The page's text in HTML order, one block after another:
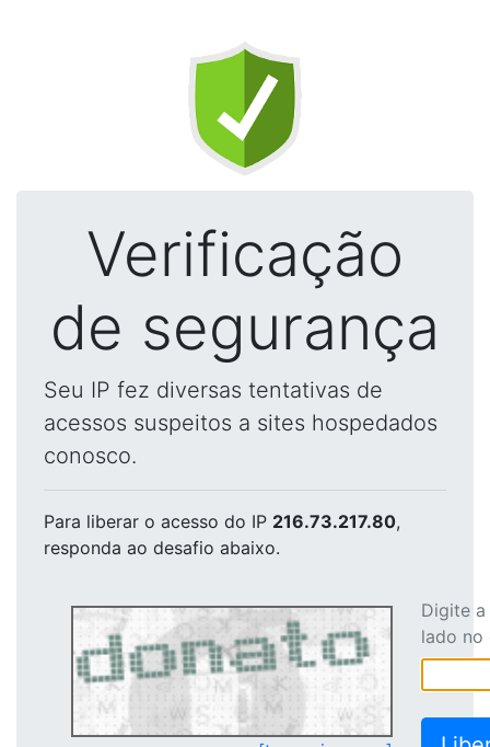
Verificação
de segurança
Seu IP fez diversas tentativas de
acessos suspeitos a sites hospedados
conosco.
Para liberar o acesso do IP 216.73.217.80,
responda ao desafio abaixo.
Digite
lado no